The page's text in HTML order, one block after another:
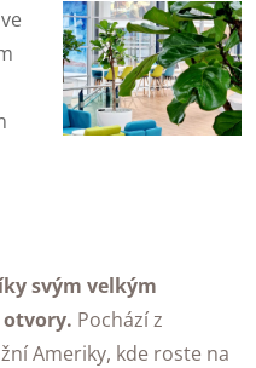
svým velkým
Pochází z
Ameriky, kde roste na